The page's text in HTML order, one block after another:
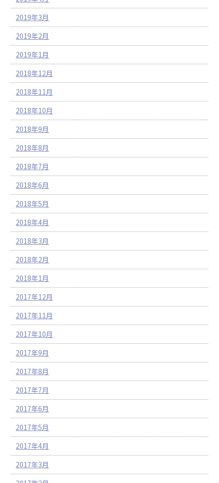
2019年3月
2019年2月
2019年1月
2018年12月
2018年11月
2018年10月
2018年9月
2018年8月
2018年7月
2018年6月
2018年5月
2018年4月
2018年3月
2018年2月
2018年1月
2017年12月
2017年11月
2017年10月
2017年9月
2017年8月
2017年7月
2017年6月
2017年5月
2017年4月
2017年3月